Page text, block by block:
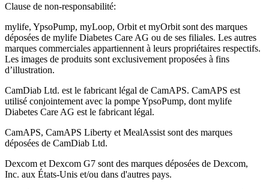
Clause de non-responsabilité:
mylife, YpsoPump, myLoop, Orbit et myOrbit sont des marques
déposées de mylife Diabetes Care AG ou de ses filiales. Les autres
marques commerciales appartiennent à leurs propriétaires respectifs.
Les images de produits sont exclusivement proposées à fins
d’illustration.
CamDiab Ltd. est le fabricant légal de CamAPS. CamAPS est
utilisé conjointement avec la pompe YpsoPump, dont mylife
Diabetes Care AG est le fabricant légal.
CamAPS, CamAPS Liberty et MealAssist sont des marques
déposées de CamDiab Ltd.
Dexcom et Dexcom G7 sont des marques déposées de Dexcom,
Inc. aux États-Unis et/ou dans d'autres pays.